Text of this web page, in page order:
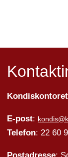
E-post:
Telefon: 22 60
Postadresse: